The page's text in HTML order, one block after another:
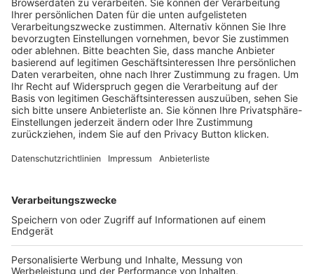
Trainerausbildung
Schulungsangebot Vereinsmitarbeiter
BFV-Geschäftsstellen
Trainerbörse
Login SpielPlus
FOLGE DEM BFV
TOP-VEREINE